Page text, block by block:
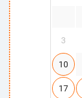
3
10
17